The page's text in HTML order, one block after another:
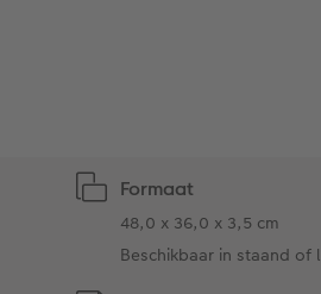
Tips voor
Opslag in CEWE
Formaat
48,0 x 36,0 x 3,5 cm
Beschikbaar in staand